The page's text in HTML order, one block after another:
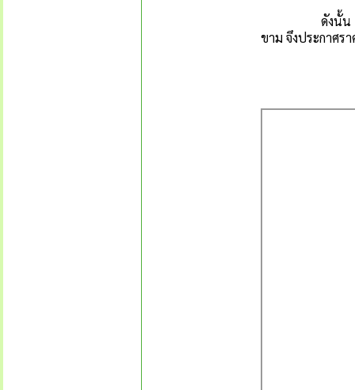
ดังนั้น เพื่อให้ก
ขาม จึงประกาศร